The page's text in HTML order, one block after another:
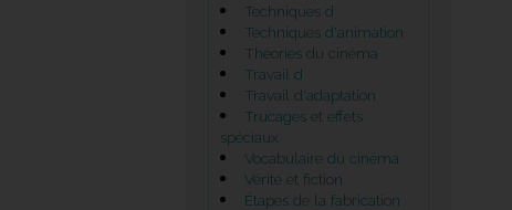
Techniques d
Techniques d'animation
Théories du cinéma
Travail d
Travail d'adaptation
Trucages et effets
spéciaux
Vocabulaire du cinéma
Vérité et fiction
Étapes de la fabrication